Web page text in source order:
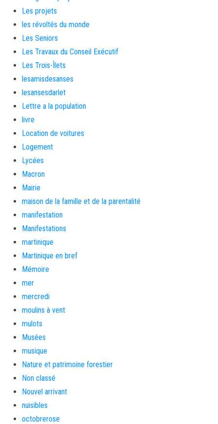
Les projets
les révoltés du monde
Les Seniors
Les Travaux du Conseil Exécutif
Les Trois-Îlets
lesamisdesanses
lesansesdarlet
Lettre a la population
livre
Location de voitures
Logement
Lycées
Macron
Mairie
maison de la famille et de la parentalité
manifestation
Manifestations
martinique
Martinique en bref
Mémoire
mer
mercredi
moulins à vent
mulots
Musées
musique
Nature et patrimoine forestier
Non classé
Nouvel arrivant
nuisibles
octobrerose